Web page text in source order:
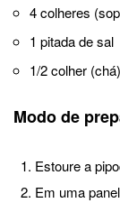
4 colheres
1 pitada de sal
1/2 colher
Modo de
Estoure a
Em uma